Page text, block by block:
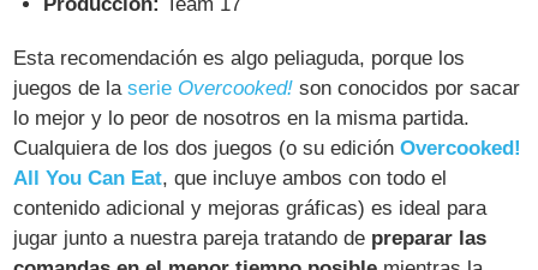
Esta recomendación es algo peliaguda, porque los
juegos de laserie Overcooked! son conocidos por sacar
lo mejor y lo peor de nosotros en la misma partida.
Cualquiera de los dos juegos (o su ediciónOvercooked!
All You Can Eat, que incluye ambos con todo el
contenido adicional y mejoras gráficas) es ideal para
jugar junto a nuestra pareja tratando de preparar las